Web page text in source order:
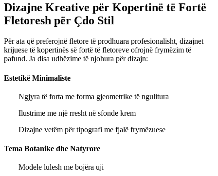
Dizajne Kreative për Kopertinë të Fortë
Fletoresh për Çdo Stil
Për ata që preferojnë fletore të prodhuara profesionalisht, dizajnet
krijuese të kopertinës së fortë të fletoreve ofrojnë frymëzim të
pafund. Ja disa udhëzime të njohura për dizajn:
Estetikë Minimaliste
Ngjyra të forta me forma gjeometrike të ngulitura
Ilustrime me një rresht në sfonde krem
Dizajne vetëm për tipografi me fjalë frymëzuese
Tema Botanike dhe Natyrore
Modele lulesh me bojëra uji